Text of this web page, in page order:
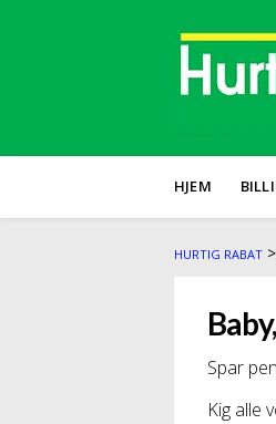
HJEM
HURTIG RABAT >
Spar
Kig alle